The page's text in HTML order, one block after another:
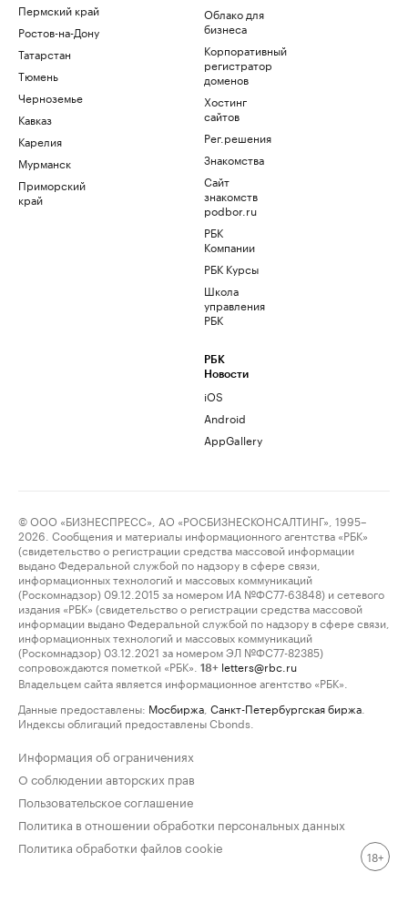
Пермский край
Ростов-на-Дону
Татарстан
Тюмень
Черноземье
Кавказ
Карелия
Мурманск
Приморский
край
Облако для
бизнеса
Корпоративный
регистратор
доменов
Хостинг
сайтов
Рег.решения
Знакомства
Сайт
знакомств
podbor.ru
РБК
Компании
РБК Курсы
Школа
управления
РБК
РБК
Новости
iOS
Android
AppGallery
© ООО «БИЗНЕСПРЕСС», АО «РОСБИЗНЕСКОНСАЛТИНГ», 1995–
2026. Сообщения и материалы информационного агентства «РБК»
(свидетельство о регистрации средства массовой информации
выдано Федеральной службой по надзору в сфере связи,
информационных технологий и массовых коммуникаций
(Роскомнадзор) 09.12.2015 за номером ИА №ФС77-63848) и сетевого
издания «РБК» (свидетельство о регистрации средства массовой
информации выдано Федеральной службой по надзору в сфере связи,
информационных технологий и массовых коммуникаций
(Роскомнадзор) 03.12.2021 за номером ЭЛ №ФС77-82385)
сопровождаются пометкой «РБК».
18+ letters@rbc.ru
Владельцем сайта является информационное агентство «РБК».
Данные предоставлены: Мосбиржа Санкт-Петербургская биржа
Индексы облигаций предоставлены Cbonds.
Информация об ограничениях
О соблюдении авторских прав
Пользовательское соглашение
Политика в отношении обработки персональных данных
Политика обработки файлов cookie
18+